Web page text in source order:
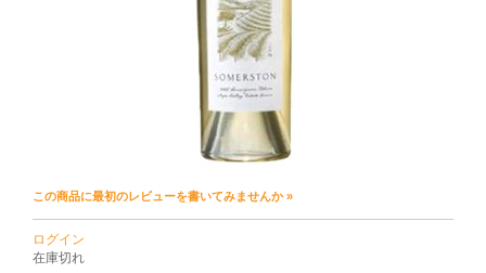
この商品に最初のレビューを書いてみませんか »
ログイン
在庫切れ